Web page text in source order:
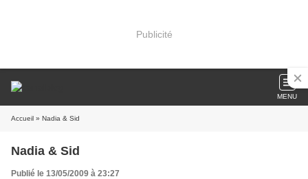
Publicité
MENU
Accueil » Nadia & Sid
Nadia & Sid
Publié le 13/05/2009 à 23:27